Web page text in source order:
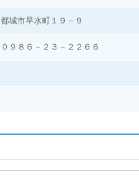
都城市早水町１９－９
０９８６－２３－２２６６